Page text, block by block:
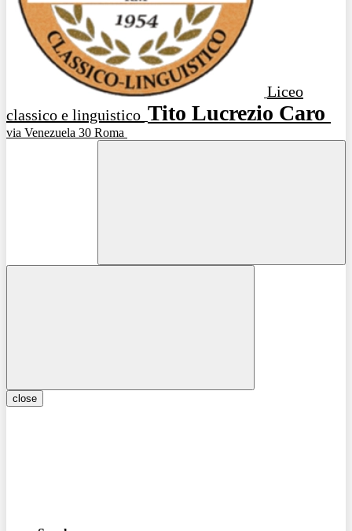
Liceo
classico e linguistico Tito Lucrezio Caro
via Venezuela 30 Roma
close